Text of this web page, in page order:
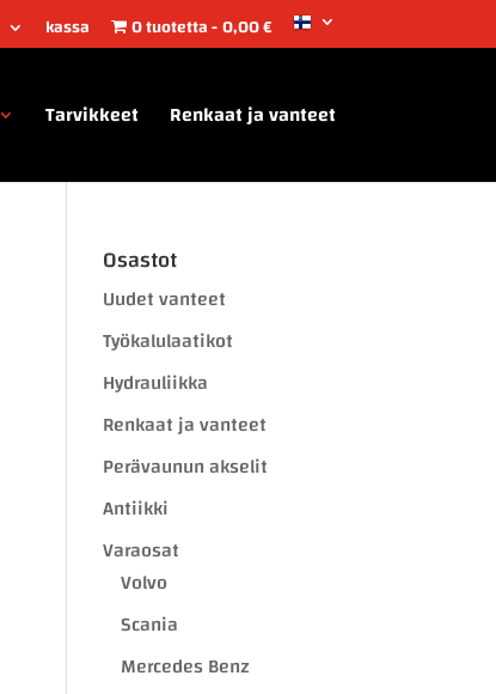
kassa 0 tuotetta 0,00 €
Tarvikkeet Renkaat ja vanteet
Osastot
Uudet vanteet
Työkalulaatikot
Hydrauliikka
Renkaat ja vanteet
Perävaunun akselit
Antiikki
Varaosat
Volvo
Scania
Mercedes Benz